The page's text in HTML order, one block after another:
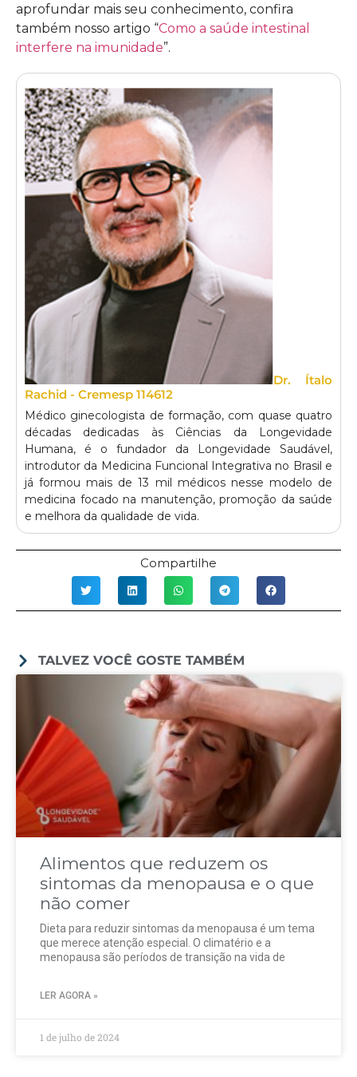
aprofundar mais seu conhecimento, confira
também nosso artigo “Como a saúde intestinal
interfere na imunidade”.
Dr. Ítalo
Rachid - Cremesp 114612
Médico ginecologista de formação, com quase quatro
décadas dedicadas às Ciências da Longevidade
Humana, é o fundador da Longevidade Saudável,
introdutor da Medicina Funcional Integrativa no Brasil e
já formou mais de 13 mil médicos nesse modelo de
medicina focado na manutenção, promoção da saúde
e melhora da qualidade de vida.
Compartilhe
TALVEZ VOCÊ GOSTE TAMBÉM
Alimentos que reduzem os
sintomas da menopausa e o que
não comer
Dieta para reduzir sintomas da menopausa é um tema
que merece atenção especial. O climatério e a
menopausa são períodos de transição na vida de
LER AGORA »
1 de julho de 2024